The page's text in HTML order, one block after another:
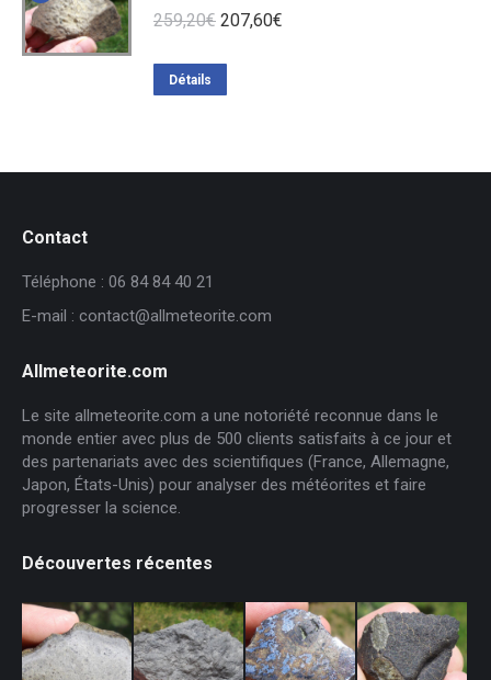
259,20€ Le
207,60€
Détails
Contact
Téléphone : 06 84 84 40 21
E-mail : contact@allmeteorite.com
Allmeteorite.com
Le site allmeteorite.com a une notoriété reconnue dans le
monde entier avec plus de 500 clients satisfaits à ce jour et
des partenariats avec des scientifiques (France, Allemagne,
Japon, États-Unis) pour analyser des météorites et faire
progresser la science.
Découvertes récentes